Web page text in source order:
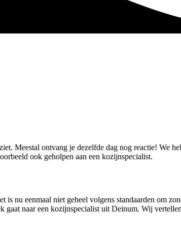
Meestal ontvang je dezelfde dag nog reactie! We
ook geholpen aan een kozijnspecialist.
nu eenmaal niet geheel volgens standaarden om
naar een kozijnspecialist uit Deinum. Wij